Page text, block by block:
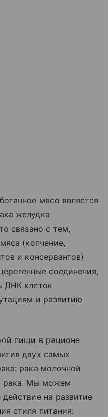
мясо является
желудка
связано с тем,
(копчение,
и консервантов)
соединения,
ДНК клеток
и развитию
пищи в рационе
двух самых
рака молочной
рака. Мы можем
на развитие
стиля питания: